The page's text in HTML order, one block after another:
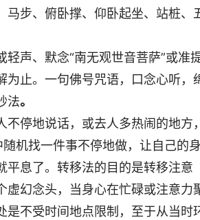
马步、俯卧撑、仰卧起坐、站桩、
声、默念“南无观世音菩萨”或准
为止。一句佛号咒语，口念心听，
法。
停地说话，或去人多热闹的地方，
机找一件事不停地做，让自己的身
平息了。转移法的目的是转移注意
虚幻念头，当身心在忙碌或注意力
不受时间地点限制，至于从当时